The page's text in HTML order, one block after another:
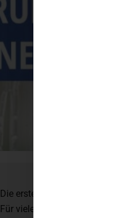
Die ersten warmen Tage des
Für viele Menschen ist der